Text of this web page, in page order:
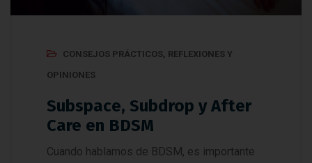
CONSEJOS PRÁCTICOS, REFLEXIONES Y
OPINIONES
Subspace, Subdrop y After
Care en BDSM
Cuando hablamos de BDSM, es importante